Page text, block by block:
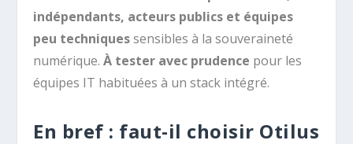
indépendants, acteurs publics et équipes
peu techniquessensibles à la souveraineté
numérique.À tester avec prudence pour les
équipes IT habituées à un stack intégré.
En bref : faut-il choisir Otilus